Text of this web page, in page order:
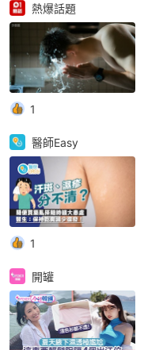
熱爆話題
1
醫師Easy
1
開罐